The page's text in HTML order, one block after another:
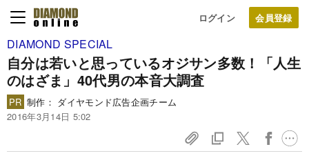
ログイン
DIAMOND SPECIAL
自分は若いと思っているオジサン多数！
「人生
のはざま」40代男の本音大調査
PR 制作： ダイヤモンド広告企画チーム
2016年3月14日 5:02